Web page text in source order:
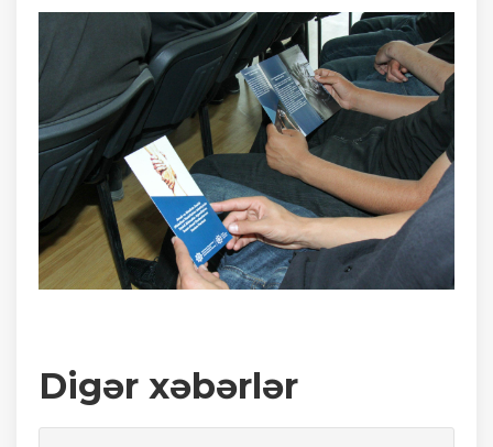
Digər xəbərlər